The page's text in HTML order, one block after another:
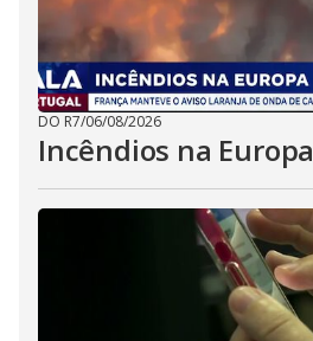
DO R7/06/08/2026
Incêndios na Europa